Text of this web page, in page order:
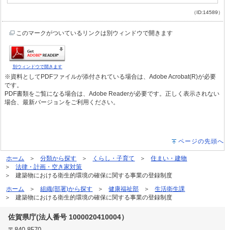
（ID:14589）
このマークがついているリンクは別ウィンドウで開きます
別ウィンドウで開きます
※資料としてPDFファイルが添付されている場合は、Adobe Acrobat(R)が必要
です。
PDF書類をご覧になる場合は、Adobe Readerが必要です。正しく表示されない
場合、最新バージョンをご利用ください。
ページの先頭へ
ホーム 分類から探す くらし・子育て
住まい・建物
法律・計画・空き家対策
建築物における衛生的環境の確保に関する事業の登録制度
ホーム
組織(部署)から探す 健康福祉部
生活衛生課
建築物における衛生的環境の確保に関する事業の登録制度
佐賀県庁(法人番号 1000020410004）